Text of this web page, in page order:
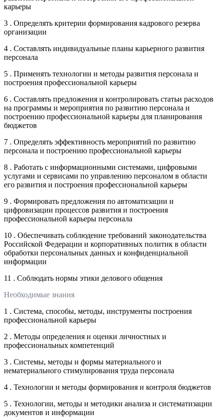
карьеры
3 . Определять критерии формирования кадрового резерва
организации
4 . Составлять индивидуальные планы карьерного развития
персонала
5 . Применять технологии и методы развития персонала и
построения профессиональной карьеры
6 . Составлять предложения и контролировать статьи расходов
на программы и мероприятия по развитию персонала и
построению профессиональной карьеры для планирования
бюджетов
7 . Определять эффективность мероприятий по развитию
персонала и построению профессиональной карьеры
8 . Работать с информационными системами, цифровыми
услугами и сервисами по управлению персоналом в области
его развития и построения профессиональной карьеры
9 . Формировать предложения по автоматизации и
цифровизации процессов развития и построения
профессиональной карьеры персонала
10 . Обеспечивать соблюдение требований законодательства
Российской Федерации и корпоративных политик в области
обработки персональных данных и конфиденциальной
информации
11 . Соблюдать нормы этики делового общения
Необходимые знания
1 . Система, способы, методы, инструменты построения
профессиональной карьеры
2 . Методы определения и оценки личностных и
профессиональных компетенций
3 . Системы, методы и формы материального и
нематериального стимулирования труда персонала
4 . Технологии и методы формирования и контроля бюджетов
5 . Технологии, методы и методики анализа и систематизации
документов и информации